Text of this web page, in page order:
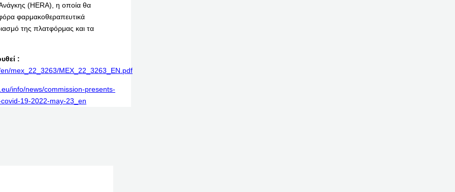
(HERA), η οποία θα
φαρμακοθεραπευτικά
της πλατφόρμας και τα
:
mex_22_3263/MEX_22_3263_EN.pdf
info/news/commission-presents-
19-2022-may-23_en